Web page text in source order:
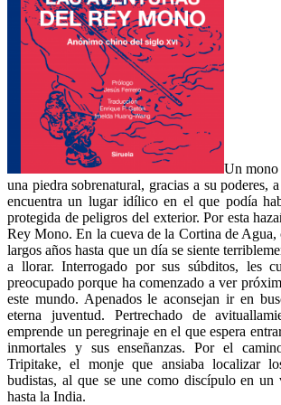
Un mono
una piedra sobrenatural, gracias a su poderes,
encuentra un lugar idílico en el que podía
protegida de peligros del exterior. Por esta
Rey Mono. En la cueva de la Cortina de Agua,
largos años hasta que un día se siente
a llorar. Interrogado por sus súbditos, les
preocupado porque ha comenzado a ver
este mundo. Apenados le aconsejan ir en
eterna juventud. Pertrechado de
emprende un peregrinaje en el que espera
inmortales y sus enseñanzas. Por el
Tripitake, el monje que ansiaba localizar
budistas, al que se une como discípulo en un
hasta la India.